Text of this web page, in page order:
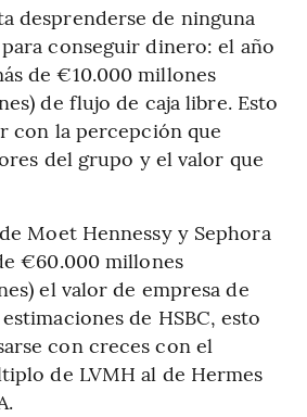
desprenderse de ninguna
conseguir dinero: el año
de €10.000 millones
de flujo de caja libre. Esto
con la percepción que
del grupo y el valor que
Moet Hennessy y Sephora
€60.000 millones
el valor de empresa de
de HSBC, esto
con creces con el
de LVMH al de Hermes